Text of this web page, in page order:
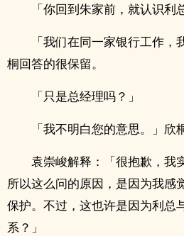
「你回到朱家前，就认识利
「我们在同一家银行工作
桐回答的很保留。
「只是总经理吗？」
「我不明白您的意思。」欣
袁崇峻解释：「很抱歉，我
所以这么问的原因，是因为我感
保护。不过，这也许是因为利总
系？」